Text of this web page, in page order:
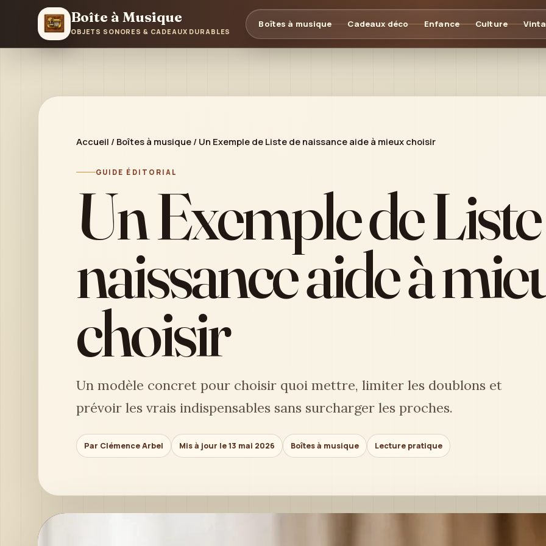
Boîte à Musique
OBJETS SONORES & CADEAUX DURABLES
Boîtes à musique Cadeaux déco Enfance Culture
Accueil / Boîtes à musique / Un Exemple de Liste de naissance aide à mieux choisir
GUIDE ÉDITORIAL
Un Exemple de
naissance aide à
choisir
Un modèle concret pour choisir quoi mettre, limiter les doublons et
prévoir les vrais indispensables sans surcharger les proches.
Par Clémence Arbel Mis à jour le 13 mai 2026 Boîtes à musique Lecture pratique